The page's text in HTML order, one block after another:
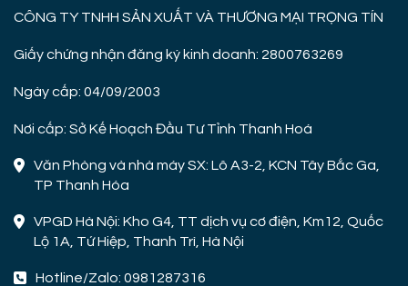
CÔNG TY TNHH SẢN XUẤT VÀ THƯƠNG MẠI TRỌNG TÍN
Giấy chứng nhận đăng ký kinh doanh: 2800763269
Ngày cấp: 04/09/2003
Nơi cấp: Sở Kế Hoạch Đầu Tư Tỉnh Thanh Hoá
Văn Phòng và nhà máy SX: Lô A3-2, KCN Tây Bắc Ga,
TP Thanh Hóa
VPGD Hà Nội: Kho G4, TT dịch vụ cơ điện, Km12, Quốc
Lộ 1A, Tứ Hiệp, Thanh Trì, Hà Nội
Hotline/Zalo: 0981287316